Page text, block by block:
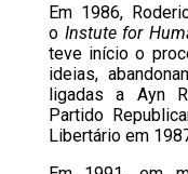
Em 1986,
o Instute for
teve início o
ideias,
ligadas a Ayn
Partido
Libertário em